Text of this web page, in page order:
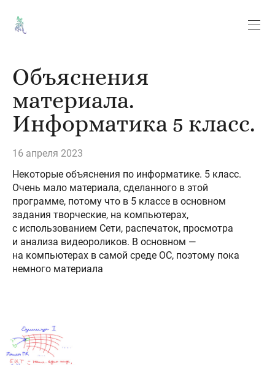
Объяснения
материала.
Информатика 5 класс.
16 апреля 2023
Некоторые объяснения по информатике. 5 класс.
Очень мало материала, сделанного в этой
программе, потому что в 5 классе в основном
задания творческие, на компьютерах,
с использованием Сети, распечаток, просмотра
и анализа видеороликов. В основном —
на компьютерах в самой среде ОС, поэтому пока
немного материала